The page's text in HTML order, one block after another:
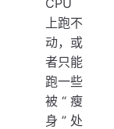
上跑不
动，或
者只能
跑一些
被“瘦
身”处